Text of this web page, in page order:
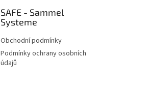
SAFE - Sammel
Systeme
Obchodní podmínky
Podmínky ochrany osobních
údajů